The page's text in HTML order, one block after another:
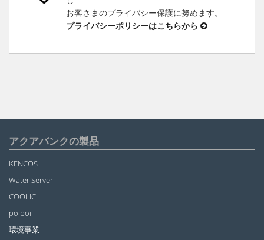
お客さまのプライバシー保護に努めます。
プライバシーポリシーはこちらから
アクアバンクの製品
KENCOS
Water Server
COOLIC
poipoi
環境事業